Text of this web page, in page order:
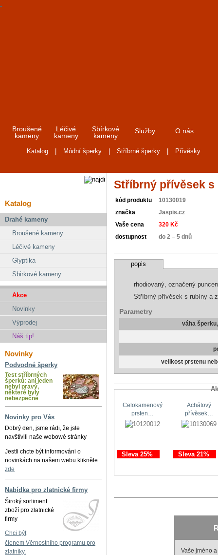
Broušené
kameny
Léčivé
kameny
Sbírkové
kameny
Služby O nás
Katalog Módní šperky Stříbrné šperky Přívěsky
Katalog
Drahé kameny
Broušené kameny
Léčivé kameny
Glyptika
Sbirkové kameny
Akce
Novinky
Výprodej
Náš tip!
Novinky
Podvodné šperky
Test stříbrných
šperků: ani jeden
nebyl pravý,
některé byly
nebezpečné
Novinky pro Vás
Dobrý den, jsme rádi, že jste
navštívili naše webowé stránky
Jestli chcte být informováni o
novinkách na našem webu klikněte
zde
Nabídka pro zlatnické firmy
Široký sortiment
zboží pro zlatnické
firmy
Chci být
členem Věrnostního programu pro
zlatníky.
Stříbrný přívěsek s
kód produktu 10130019
značka Jaspis.cz
Vaše cena 320 Kč
dostupnost do 2 – 5 dnů
popis
rhodiovaný, označený
Stříbrný přívěsek s rubíny a
Parametry
váha
velikost prstenu
Celokamenový
prsten…
Sleva 25%
Achátový
přívěsek…
Sleva 21%
Vaše jméno